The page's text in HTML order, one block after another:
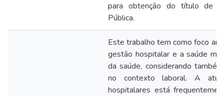
para obtenção do título de
Pública.
Este trabalho tem como foco
gestão hospitalar e a saúde
da saúde, considerando
no contexto laboral. A
hospitalares está